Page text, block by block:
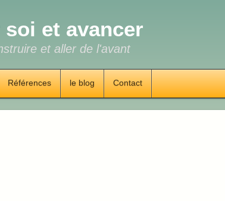
et avancer
et aller de l'avant
Références le blog Contact